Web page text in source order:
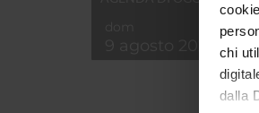
chi
dalla